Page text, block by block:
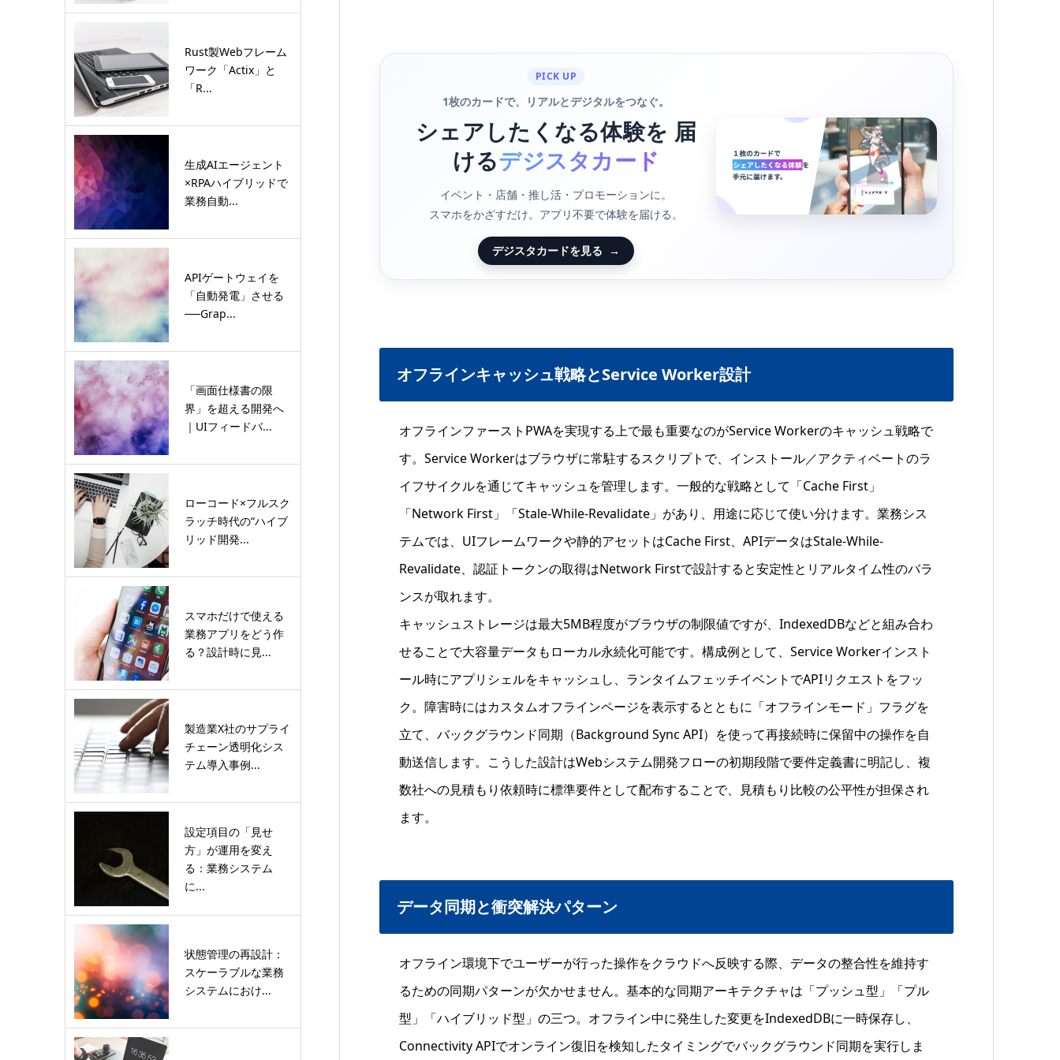
PICK UP
1枚のカードで、リアルとデジタルをつなぐ。
シェアしたくなる体験を 届
けるデジスタカード
イベント・店舗・推し活・プロモーションに。
スマホをかざすだけ。アプリ不要で体験を届ける。
デジスタカードを見る →
オフラインキャッシュ戦略とService Worker設計
オフラインファーストPWAを実現する上で最も重要なのがService Workerのキャッシュ戦略で
す。Service Workerはブラウザに常駐するスクリプトで、インストール／アクティベートのラ
イフサイクルを通じてキャッシュを管理します。一般的な戦略として「Cache First」
「Network First」「Stale-While-Revalidate」があり、用途に応じて使い分けます。業務シス
テムでは、UIフレームワークや静的アセットはCache First、APIデータはStale-While-
Revalidate、認証トークンの取得はNetwork Firstで設計すると安定性とリアルタイム性のバラ
ンスが取れます。
キャッシュストレージは最大5MB程度がブラウザの制限値ですが、IndexedDBなどと組み合わ
せることで大容量データもローカル永続化可能です。構成例として、Service Workerインスト
ール時にアプリシェルをキャッシュし、ランタイムフェッチイベントでAPIリクエストをフッ
ク。障害時にはカスタムオフラインページを表示するとともに「オフラインモード」フラグを
立て、バックグラウンド同期（Background Sync API）を使って再接続時に保留中の操作を自
動送信します。こうした設計はWebシステム開発フローの初期段階で要件定義書に明記し、複
数社への見積もり依頼時に標準要件として配布することで、見積もり比較の公平性が担保され
ます。
データ同期と衝突解決パターン
オフライン環境下でユーザーが行った操作をクラウドへ反映する際、データの整合性を維持す
るための同期パターンが欠かせません。基本的な同期アーキテクチャは「プッシュ型」「プル
型」「ハイブリッド型」の三つ。オフライン中に発生した変更をIndexedDBに一時保存し、
Connectivity APIでオンライン復旧を検知したタイミングでバックグラウンド同期を実行しま
Rust製Webフレーム
ワーク「Actix」と
「R...
生成AIエージェント
×RPAハイブリッドで
業務自動...
APIゲートウェイを
「自動発電」させる
──Grap...
「画面仕様書の限
界」を超える開発へ
｜UIフィードバ...
ローコード×フルスク
ラッチ時代の“ハイブ
リッド開発...
スマホだけで使える
業務アプリをどう作
る？設計時に見...
製造業X社のサプライ
チェーン透明化シス
テム導入事例...
設定項目の「見せ
方」が運用を変え
る：業務システム
に...
状態管理の再設計：
スケーラブルな業務
システムにおけ...